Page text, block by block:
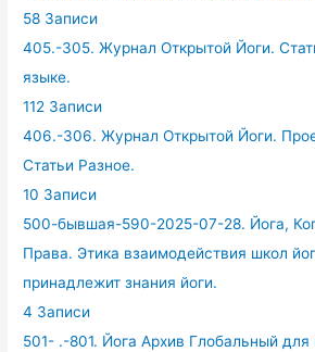
58 Записи
405.-305. Журнал Открытой Йоги.
языке.
112 Записи
406.-306. Журнал Открытой Йоги.
Статьи Разное.
10 Записи
500-бывшая-590-2025-07-28. Йога,
Права. Этика взаимодействия школ
принадлежит знания йоги.
4 Записи
501- .-801. Йога Архив Глобальный для